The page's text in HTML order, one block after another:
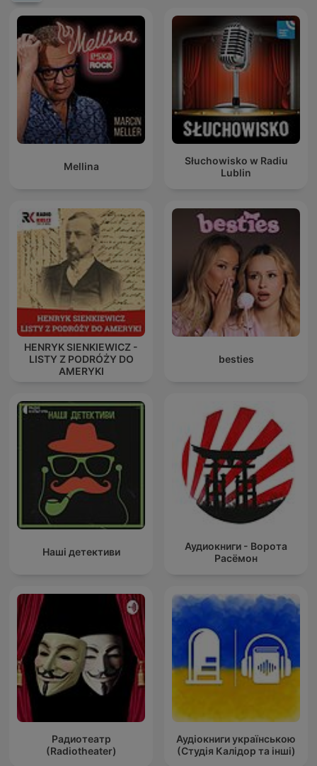
Mellina
Słuchowisko w Radiu
Lublin
HENRYK SIENKIEWICZ -
LISTY Z PODRÓŻY DO
AMERYKI
besties
Наші детективи
Аудиокниги - Ворота
Расёмон
Радиотеатр
(Radiotheater)
Аудіокниги українською
(Студія Калідор та інші)